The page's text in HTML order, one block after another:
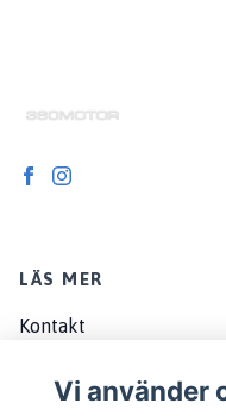
LÄS MER
Kontakt
Köpvillkor
Vi använder